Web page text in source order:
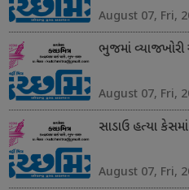
August 07, Fri,
ભુજમાં વ્યાજખોરી
August 07, Fri,
સાડાઉ હત્યા
August 07, Fri,